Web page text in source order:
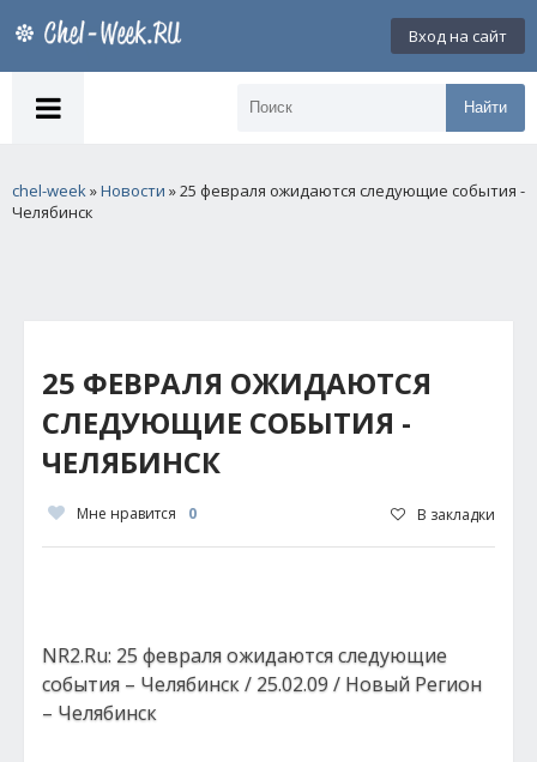
Вход на сайт
Найти
chel-week»Новости » 25 февраля ожидаются следующие события -
Челябинск
25 ФЕВРАЛЯ ОЖИДАЮТСЯ
СЛЕДУЮЩИЕ СОБЫТИЯ -
ЧЕЛЯБИНСК
Мне нравится 0 В закладки
NR2.Ru: 25 февраля ожидаются следующие
события – Челябинск / 25.02.09 / Новый Регион
– Челябинск